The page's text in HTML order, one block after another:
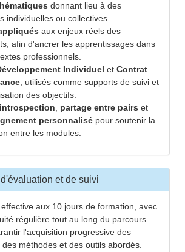
donnant lieu à des
individuelles ou collectives.
aux enjeux réels des
afin d'ancrer les apprentissages dans
professionnels.
Individuel et Contrat
, utilisés comme supports de suivi et
des objectifs.
, partage entre pairs et
personnalisé pour soutenir la
entre les modules.
et de suivi
aux 10 jours de formation, avec
régulière tout au long du parcours
l'acquisition progressive des
méthodes et des outils abordés.